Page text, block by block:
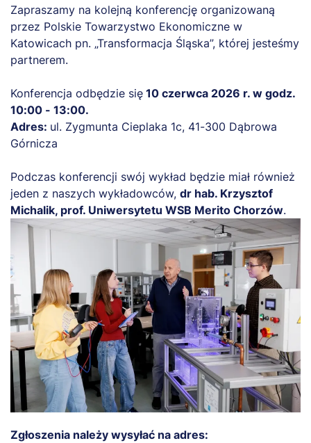
Zapraszamy na kolejną konferencję organizowaną
przez Polskie Towarzystwo Ekonomiczne w
Katowicach pn. „Transformacja Śląska”, której jesteśmy
partnerem.
Konferencja odbędzie się 10 czerwca 2026 r. w godz.
10:00 - 13:00.
Adres: ul. Zygmunta Cieplaka 1c, 41-300 Dąbrowa
Górnicza
Podczas konferencji swój wykład będzie miał również
jeden z naszych wykładowców, dr hab. Krzysztof
Michalik, prof. Uniwersytetu WSB Merito Chorzów.
Zgłoszenia należy wysyłać na adres: